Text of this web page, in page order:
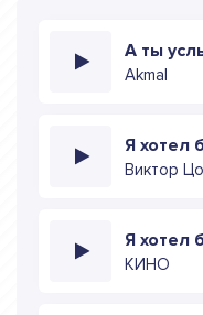
А ты
Akmal
Я хотел
Виктор
Я хотел
КИНО